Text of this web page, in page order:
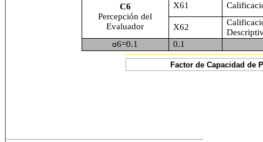
C6
Percepción del
Evaluador
X61
X62
α6=0.1 0.1
Factor de Capacidad de